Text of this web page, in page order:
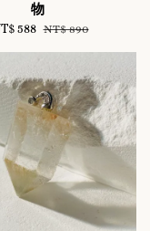
物
588 Regular
NT$ 890